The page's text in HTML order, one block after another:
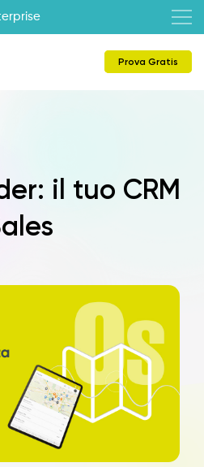
Prova Gratis
il tuo CRM